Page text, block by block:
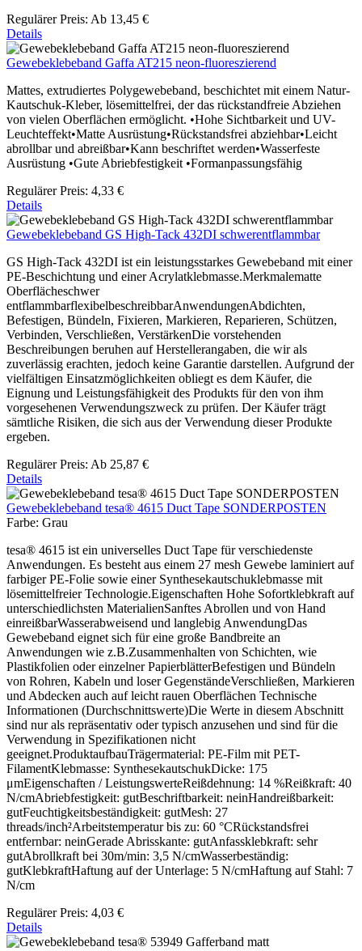
Regulärer Preis: Ab 13,45 €
Details
Gewebeklebeband Gaffa AT215 neon-fluoreszierend
Mattes, extrudiertes Polygewebeband, beschichtet mit einem Natur-
Kautschuk-Kleber, lösemittelfrei, der das rückstandfreie Abziehen
von vielen Oberflächen ermöglicht. •Hohe Sichtbarkeit und UV-
Leuchteffekt•Matte Ausrüstung•Rückstandsfrei abziehbar•Leicht
abrollbar und abreißbar•Kann beschriftet werden•Wasserfeste
Ausrüstung •Gute Abriebfestigkeit •Formanpassungsfähig
Regulärer Preis: 4,33 €
Details
Gewebeklebeband GS High-Tack 432DI schwerentflammbar
GS High-Tack 432DI ist ein leistungsstarkes Gewebeband mit einer
PE-Beschichtung und einer Acrylatklebmasse.Merkmalematte
Oberflächeschwer
entflammbarflexibelbeschreibbarAnwendungenAbdichten,
Befestigen, Bündeln, Fixieren, Markieren, Reparieren, Schützen,
Verbinden, Verschließen, VerstärkenDie vorstehenden
Beschreibungen beruhen auf Herstellerangaben, die wir als
zuverlässig erachten, jedoch keine Garantie darstellen. Aufgrund der
vielfältigen Einsatzmöglichkeiten obliegt es dem Käufer, die
Eignung und Leistungsfähigkeit des Produkts für den von ihm
vorgesehenen Verwendungszweck zu prüfen. Der Käufer trägt
sämtliche Risiken, die sich aus der Verwendung dieser Produkte
ergeben.
Regulärer Preis: Ab 25,87 €
Details
Gewebeklebeband tesa® 4615 Duct Tape SONDERPOSTEN
Farbe: Grau
tesa® 4615 ist ein universelles Duct Tape für verschiedenste
Anwendungen. Es besteht aus einem 27 mesh Gewebe laminiert auf
farbiger PE-Folie sowie einer Synthesekautschuklebmasse mit
lösemittelfreier Technologie.Eigenschaften Hohe Sofortklebkraft auf
unterschiedlichsten MaterialienSanftes Abrollen und von Hand
einreißbarWasserabweisend und langlebig AnwendungDas
Gewebeband eignet sich für eine große Bandbreite an
Anwendungen wie z.B.Zusammenhalten von Schichten, wie
Plastikfolien oder einzelner PapierblätterBefestigen und Bündeln
von Rohren, Kabeln und loser GegenständeVerschließen, Markieren
und Abdecken auch auf leicht rauen Oberflächen Technische
Informationen (Durchschnittswerte)Die Werte in diesem Abschnitt
sind nur als repräsentativ oder typisch anzusehen und sind für die
Verwendung in Spezifikationen nicht
geeignet.ProduktaufbauTrägermaterial: PE-Film mit PET-
FilamentKlebmasse: SynthesekautschukDicke: 175
μmEigenschaften / LeistungswerteReißdehnung: 14 %Reißkraft: 40
N/cmAbriebfestigkeit: gutBeschriftbarkeit: neinHandreißbarkeit:
gutFeuchtigkeitsbeständigkeit: gutMesh: 27
threads/inch²Arbeitstemperatur bis zu: 60 °CRückstandsfrei
entfernbar: neinGerade Abrisskante: gutAnfassklebkraft: sehr
gutAbrollkraft bei 30m/min: 3,5 N/cmWasserbeständig:
gutKlebkraftHaftung auf der Unterlage: 5 N/cmHaftung auf Stahl: 7
N/cm
Regulärer Preis: 4,03 €
Details